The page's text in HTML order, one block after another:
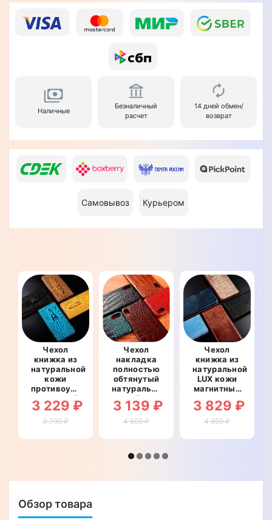
Наличные
Безналичный
расчет
14 дней обмен/
возврат
Самовывоз Курьером
Чехол
книжка из
натуральной
кожи
противоударный
магнитный
для LG G7
Fit "CROCO
3 229 ₽
3 799 ₽
Чехол
накладка
полностью
обтянутый
натуральной
кожей для
LG G7 Fit
"SIGNATURE
CROCO"
3 139 ₽
4 599 ₽
Чехол
книжка из
натуральной
LUX кожи
магнитный
противоударный
для LG G7
Fit "ВАРАН"
3 829 ₽
4 899 ₽
Обзор товара